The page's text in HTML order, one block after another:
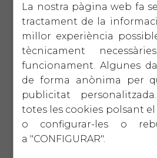
FORMACIÓ
Curs de prevenció
Laborals nivell
Universitat
Barcelona.
Programa de
impartit per Parés i
Agent d'igualtat
La nostra pàgina web fa
tractament de la
millor experiència
tècnicament
funcionament. Algunes
de forma anònima per
publicitat
totes les cookies polsant el
o configurar-les o
a "CONFIGURAR".